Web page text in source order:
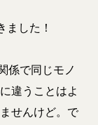
した！
係で同じモノ
違うことはよ
せんけど。で